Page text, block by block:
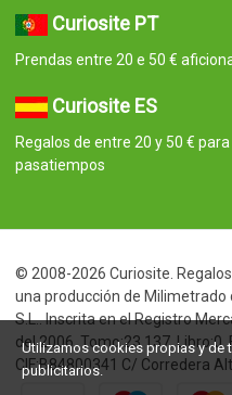
Curiosite PT
Prendas entre 20 e 50 €
Curiosite ES
Regalos de entre 20 y 50 €
pasatiempos
© 2008-2026 Curiosite.
una producción de
S.L.. Inscrita en el Registro
del 2006. Tomo:23.137.
CIF:B84800341 C/ Corredera
Utilizamos cookies propias y de
publicitarios.